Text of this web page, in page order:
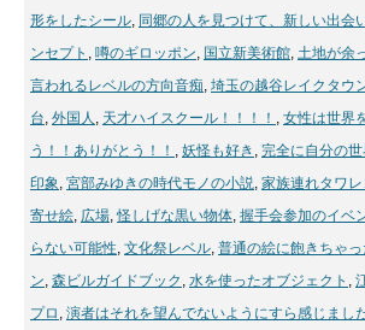
形をしたシール, 同郷の人を見つけて、新しい出会
ンセプト , 噂のギロッポン, 国立新美術館, 土地が余
言われるレベルの方向音痴, 埼玉の越谷レイクタウ
台, 外国人 , 天才ハイスクール！！！！ , 女性は世界
う！！ありがとう！！ , 妖怪も好き , 完全に自分の
印象, 宮部みゆきの時代モノの小説, 家族連れタワ
寄せ絵, 広場,怪しげな黒い物体, 握手会参加のイベ
らない可能性, 文化祭レベル, 普通の絵に飽きちゃっ
ン, 森ビルガイドブック , 水を使ったオブジェクト ,
プロ , 演者はそれを望んでないようにすら感じまし